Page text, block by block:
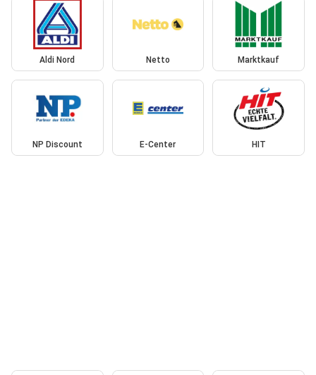
Aldi Nord Netto Marktkauf
NP Discount E-Center HIT